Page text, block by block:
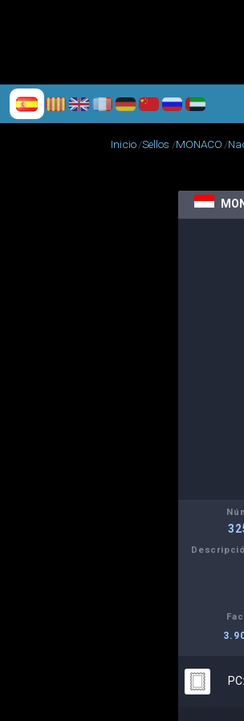
Inicio Sellos MONACO
PC: